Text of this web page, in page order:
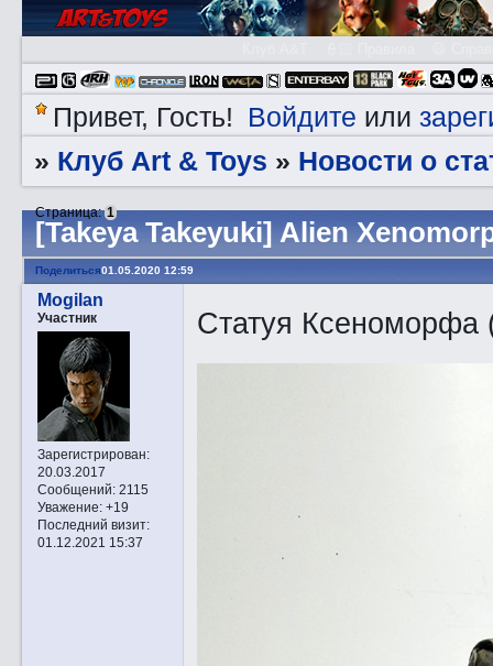
Привет, Гость! Войдите или
» Клуб Art & Toys » Новости о
[Takeya Takeyuki] Alien
Страница:1
Поделиться01.05.2020 12:59
Mogilan
Участник
Зарегистрирован:
20.03.2017
Сообщений:2115
Уважение: +19
Последний визит:
01.12.2021 15:37
Статуя Ксеноморфа